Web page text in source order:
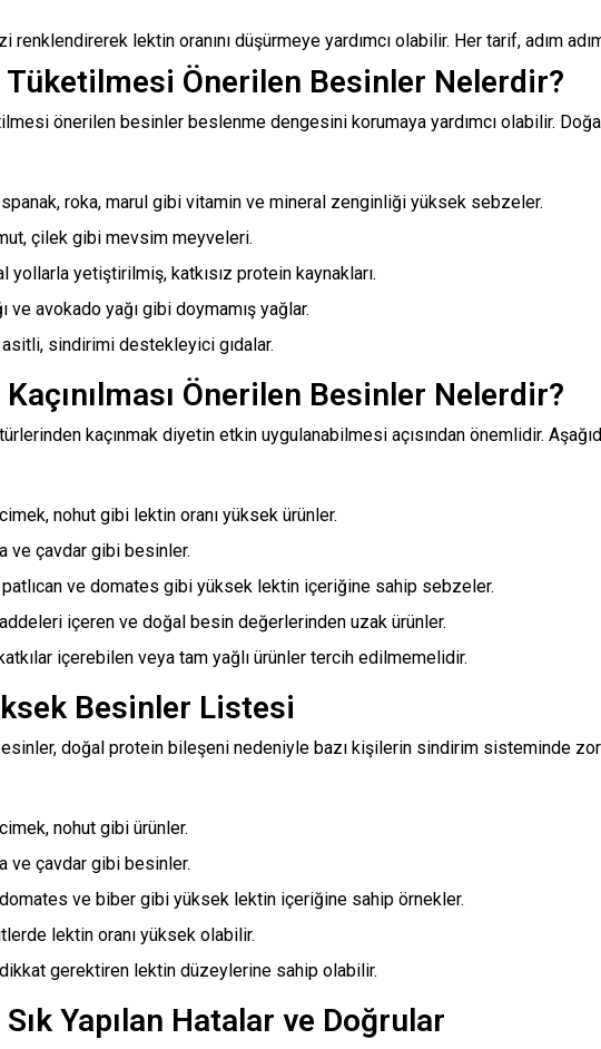
renklendirerek lektin oranını düşürmeye yardımcı olabilir. Her tarif, adım
Önerilen Besinler Nelerdir?
önerilen besinler beslenme dengesini korumaya yardımcı olabilir.
roka, marul gibi vitamin ve mineral zenginliği yüksek sebzeler.
çilek gibi mevsim meyveleri.
yollarla yetiştirilmiş, katkısız protein kaynakları.
ve avokado yağı gibi doymamış yağlar.
sindirimi destekleyici gıdalar.
Önerilen Besinler Nelerdir?
kaçınmak diyetin etkin uygulanabilmesi açısından önemlidir.
nohut gibi lektin oranı yüksek ürünler.
ve çavdar gibi besinler.
ve domates gibi yüksek lektin içeriğine sahip sebzeler.
içeren ve doğal besin değerlerinden uzak ürünler.
içerebilen veya tam yağlı ürünler tercih edilmemelidir.
Besinler Listesi
doğal protein bileşeni nedeniyle bazı kişilerin sindirim sisteminde
nohut gibi ürünler.
ve çavdar gibi besinler.
domates ve biber gibi yüksek lektin içeriğine sahip örnekler.
lektin oranı yüksek olabilir.
dikkat gerektiren lektin düzeylerine sahip olabilir.
Yapılan Hatalar ve Doğrular